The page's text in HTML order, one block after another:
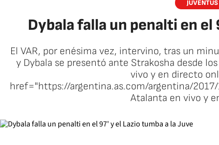
Dybala falla un penalti en el
El VAR, por enésima vez, intervino, tras un
y Dybala se presentó ante Strakosha desde
vivo y en directo
href="https://argentina.as.com/argentina/
Atalanta en vivo y